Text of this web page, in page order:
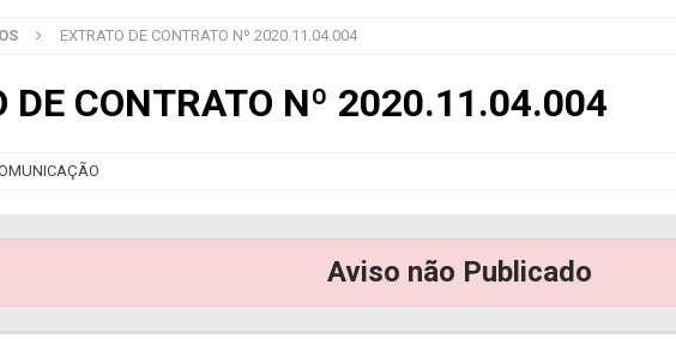
EXTRATO DE CONTRATO Nº 2020.11.04.004
DE CONTRATO Nº 2020.11.04.004
Aviso não Publicado